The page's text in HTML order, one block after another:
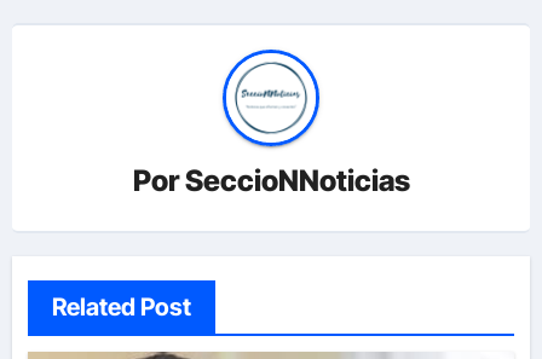
PorSeccioNNoticias
Related Post